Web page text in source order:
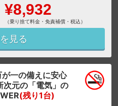
¥8,932
（乗り捨て料金・免責補償・税込）
見る
が一の備えに安心
次元の「電気」の
(残り1台)